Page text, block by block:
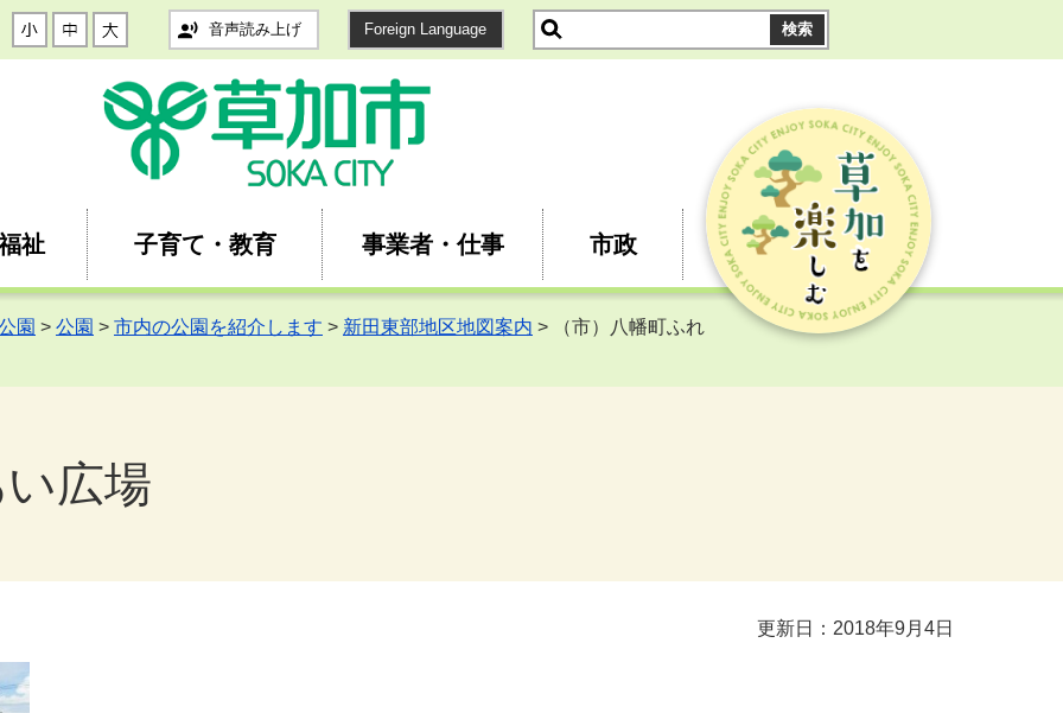
音声読み上げ Foreign Language
祉 子育て・教育 事業者・仕事 市政
園 > 公園 > 市内の公園を紹介します > 新田東部地区地図案内 > （市）八幡町ふれ
広場
更新日：2018年9月4日